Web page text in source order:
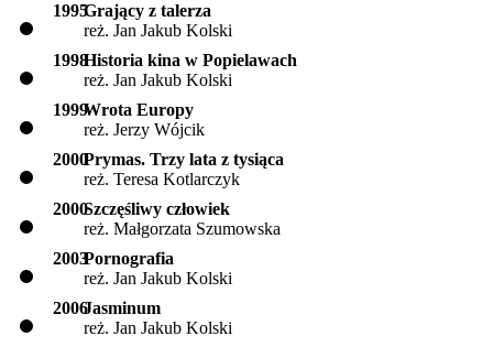
1995Grający z talerza
reż. Jan Jakub Kolski
1998Historia kina w Popielawach
reż. Jan Jakub Kolski
1999Wrota Europy
reż. Jerzy Wójcik
2000Prymas. Trzy lata z tysiąca
reż. Teresa Kotlarczyk
2000Szczęśliwy człowiek
reż. Małgorzata Szumowska
2003Pornografia
reż. Jan Jakub Kolski
2006Jasminum
reż. Jan Jakub Kolski